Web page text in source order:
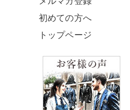
初めての方へ
トップページ